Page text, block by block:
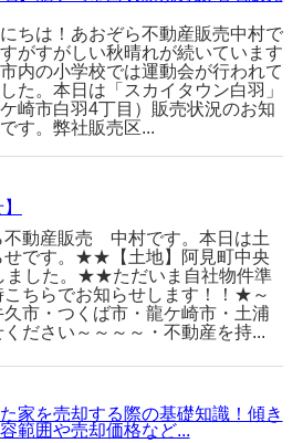
ちは！あおぞら不動産販売中村で
がすがしい秋晴れが続いています
内の小学校では運動会が行われて
た。本日は「スカイタウン白羽」
ケ崎市白羽4丁目）販売状況のお知
す。弊社販売区...
不動産販売 中村です。本日は土
せです。★★【土地】阿見町中央
ました。★★ただいま自社物件準
ちらでお知らせします！！★～
市・つくば市・龍ケ崎市・土浦
ださい～～～～・不動産を持...
家を売却する際の基礎知識！傾き
範囲や売却価格など...